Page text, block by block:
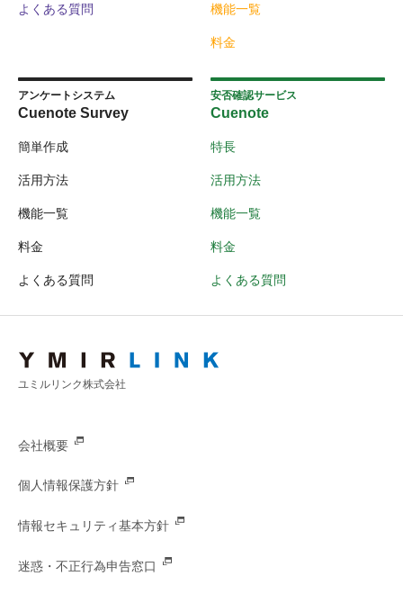
よくある質問 機能一覧
料金
アンケートシステム
Cuenote Survey
簡単作成
活用方法
機能一覧
料金
よくある質問
安否確認サービス
Cuenote
特長
活用方法
機能一覧
料金
よくある質問
ユミルリンク株式会社
会社概要
個人情報保護方針
情報セキュリティ基本方針
迷惑・不正行為申告窓口